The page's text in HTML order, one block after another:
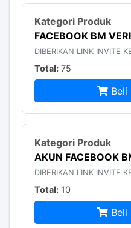
FACEBOOK BM
DIBERIKAN LINK INVITE
Total:75
Beli
AKUN FACEBOOK
DIBERIKAN LINK INVITE
Total:10
Beli